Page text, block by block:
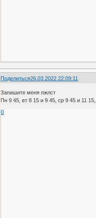
Поделиться26.03.2022 22:09:11
Запишите меня пжлст
Пн 9 45, вт 8 15 и 9 45, ср 9 45 и 11
0